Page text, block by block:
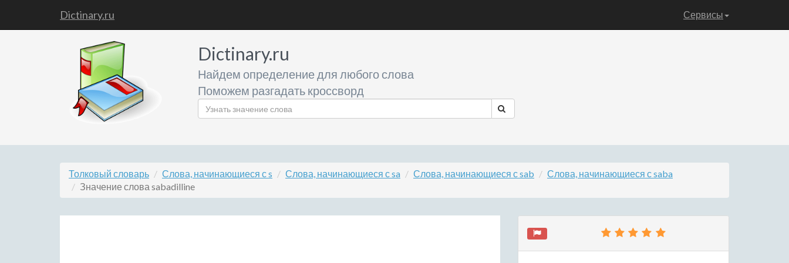
Dictinary.ru Сервисы
Dictinary.ru
Найдем определение для любого слова
Поможем разгадать кроссворд
Толковый словарь Слова, начинающиеся с s Слова, начинающиеся с sa Слова, начинающиеся с sab
Слова, начинающиеся с saba
Значение слова sabadilline